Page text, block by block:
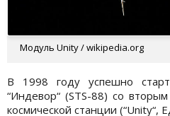
Модуль Unity / wikipedia.org
В 1998 году успешно
“Индевор“ (STS-88) со
космической станции (“Unity“,